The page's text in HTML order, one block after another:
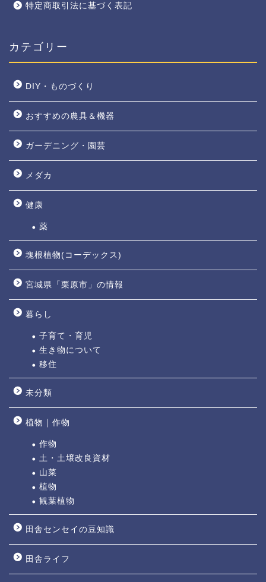
特定商取引法に基づく表記
カテゴリー
DIY・ものづくり
おすすめの農具＆機器
ガーデニング・園芸
メダカ
健康
薬
塊根植物(コーデックス)
宮城県「栗原市」の情報
暮らし
子育て・育児
生き物について
移住
未分類
植物｜作物
作物
土・土壌改良資材
山菜
植物
観葉植物
田舎センセイの豆知識
田舎ライフ